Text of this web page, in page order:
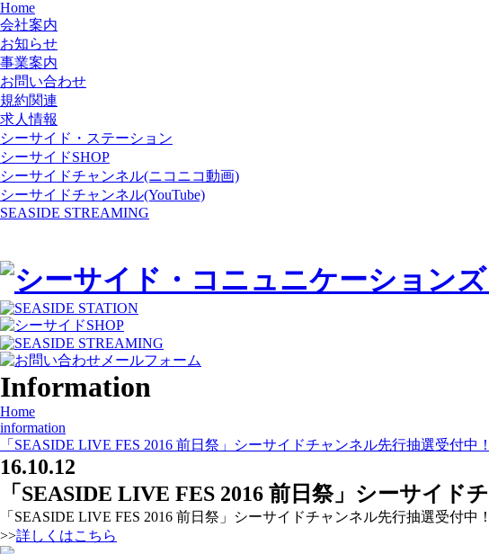
Home
会社案内
お知らせ
事業案内
お問い合わせ
規約関連
求人情報
シーサイド・ステーション
シーサイドSHOP
シーサイドチャンネル(ニコニコ動画)
シーサイドチャンネル(YouTube)
SEASIDE STREAMING
Information
Home
information
「SEASIDE LIVE FES 2016 前日祭」シーサイドチャンネル先行抽選受付中！
16.10.12
「SEASIDE LIVE FES 2016 前日祭」シーサイド
「SEASIDE LIVE FES 2016 前日祭」シーサイドチャンネル先行抽選受付中！
>>詳しくはこちら